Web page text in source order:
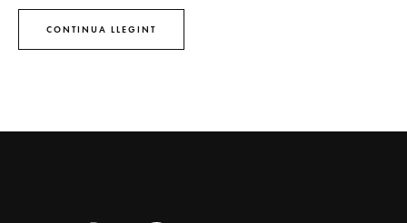
CONTINUA LLEGINT